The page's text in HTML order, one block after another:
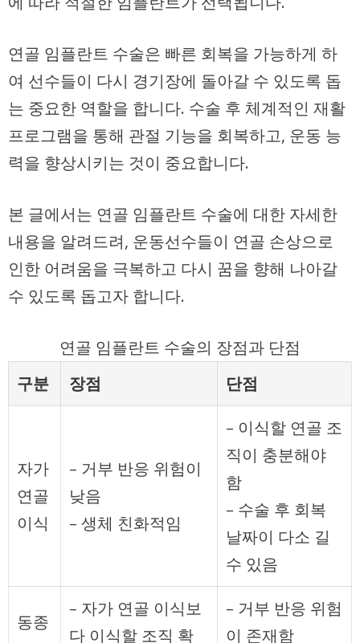
연골 임플란트 수술은 빠른 회복을 가능하게 하
여 선수들이 다시 경기장에 돌아갈 수 있도록 돕
는 중요한 역할을 합니다. 수술 후 체계적인 재활
프로그램을 통해 관절 기능을 회복하고, 운동 능
력을 향상시키는 것이 중요합니다.
본 글에서는 연골 임플란트 수술에 대한 자세한
내용을 알려드려, 운동선수들이 연골 손상으로
인한 어려움을 극복하고 다시 꿈을 향해 나아갈
수 있도록 돕고자 합니다.
연골 임플란트 수술의 장점과 단점
구분
장점 단점
자가
연골
이식
– 거부 반응 위험이
낮음
– 생체 친화적임
– 이식할 연골 조
직이 충분해야
함
– 수술 후 회복
날짜이 다소 길
수 있음
동종
– 자가 연골 이식보
다 이식할 조직 확
– 거부 반응 위험
이 존재함